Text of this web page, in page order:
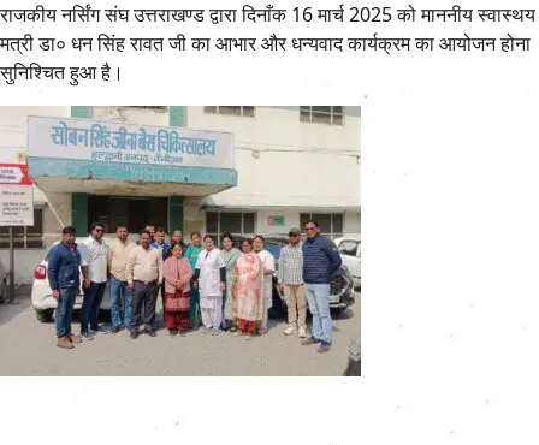
राजकीय नर्सिंग संघ उत्तराखण्ड द्वारा दिनाँक 16 मार्च 2025 को माननीय स्वास्थय
मत्री डा० धन सिंह रावत जी का आभार और धन्यवाद कार्यक्रम का आयोजन होना
सुनिश्चित हुआ है।